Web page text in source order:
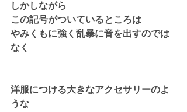
しかしながら
この記号がついているところは
やみくもに強く乱暴に音を出すのでは
なく
洋服につける大きなアクセサリーのよ
うな